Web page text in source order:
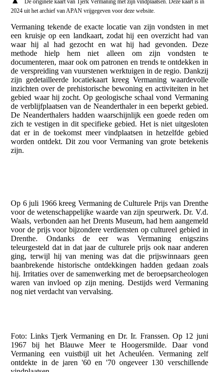
De originele kaart van Tjerk Vermaning met zijn vindplaatsen. Deze kaart is in
2024 uit het archief van APAN vrijgegeven voor deze website.
Vermaning tekende de exacte locatie van zijn vondsten in met
een kruisje op een landkaart, zodat hij een overzicht had van
waar hij al had gezocht en wat hij had gevonden. Deze
methode hielp hem niet alleen om zijn vondsten te
documenteren, maar ook om patronen en trends te ontdekken in
de verspreiding van vuurstenen werktuigen in de regio. Dankzij
zijn gedetailleerde locatiekaart kreeg Vermaning waardevolle
inzichten over de prehistorische bewoning en activiteiten in het
gebied waar hij zocht. Op geologische schaal vond Vermaning
de verblijfplaatsen van de Neanderthaler in een beperkt gebied.
De Neanderthalers hadden waarschijnlijk een goede reden om
zich te vestigen in dit specifieke gebied. Het is niet uitgesloten
dat er in de toekomst meer vindplaatsen in hetzelfde gebied
worden ontdekt. Dit zou voor Vermaning van grote betekenis
zijn.
Op 6 juli 1966 kreeg Vermaning de Culturele Prijs van Drenthe
voor de wetenschappelijke waarde van zijn speurwerk. Dr. V.d.
Waals, verbonden aan het Drents Museum, had hem aangemeld
voor de prijs voor bijzondere verdiensten op cultureel gebied in
Drenthe. Ondanks de eer was Vermaning enigszins
teleurgesteld dat in dat jaar de culturele prijs ook naar anderen
ging, terwijl hij van mening was dat die prijswinnaars geen
baanbrekende historische ontdekkingen hadden gedaan zoals
hij. Irritaties over de samenwerking met de beroepsarcheologen
waren van invloed op zijn mening. Destijds werd Vermaning
nog niet verdacht van vervalsing.
Foto: Links Tjerk Vermaning en Dr. Ir. Franssen. Op 12 juni
1967 bij het Blauwe Meer te Hoogersmilde. Daar vond
Vermaning een vuistbijl uit het Acheuléen. Vermaning zelf
ontdekte in de jaren '60 en '70 ongeveer 130 verschillende